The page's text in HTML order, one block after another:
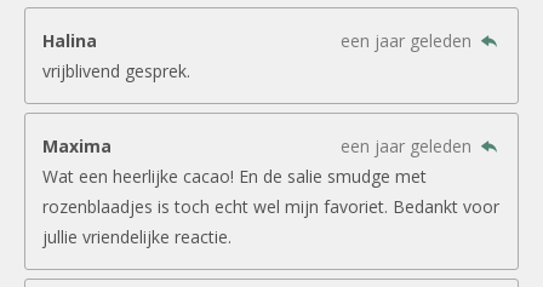
Halina
een jaar geleden
vrijblivend gesprek.
Maxima
een jaar geleden
Wat een heerlijke cacao! En de salie smudge met
rozenblaadjes is toch echt wel mijn favoriet. Bedankt voor
jullie vriendelijke reactie.